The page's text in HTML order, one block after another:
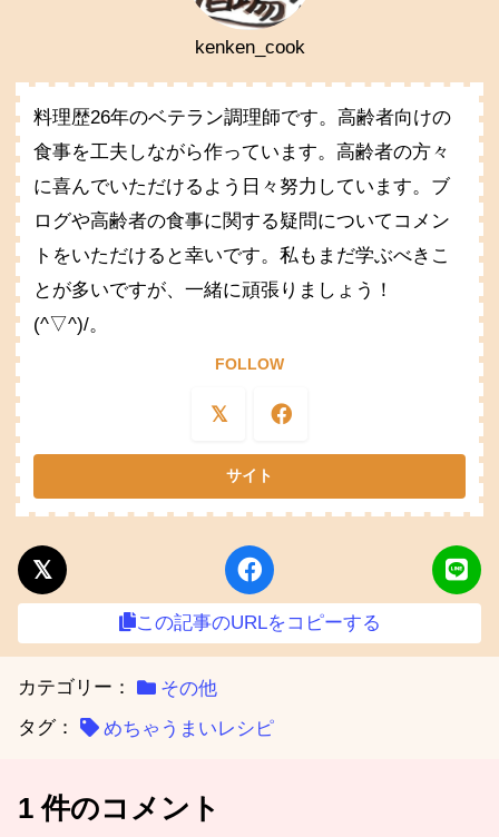
kenken_cook
料理歴26年のベテラン調理師です。高齢者向けの
食事を工夫しながら作っています。高齢者の方々
に喜んでいただけるよう日々努力しています。ブ
ログや高齢者の食事に関する疑問についてコメン
トをいただけると幸いです。私もまだ学ぶべきこ
とが多いですが、一緒に頑張りましょう！
(^▽^)/。
FOLLOW
この記事のURLをコピーする
カテゴリー：
その他
タグ：
めちゃうまいレシピ
1 件のコメント